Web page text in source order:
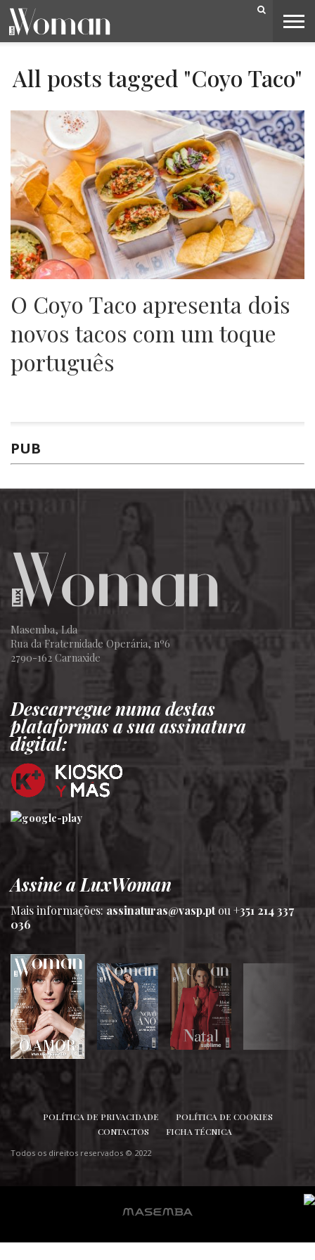
SIGA-NOS
LIFESTYLE
OPINIÃO
PESSOAS
SOCIEDADE
All posts tagged "Coyo Taco"
O Coyo Taco apresenta dois
novos tacos com um toque
português
PUB
Masemba, Lda
Rua da Fraternidade Operária, nº6
2790-162 Carnaxide
Descarregue numa destas
plataformas a sua assinatura
digital:
Assine a LuxWoman
Mais informações:assinaturas@vasp.ptou +351 214 337
036
POLÍTICA DE PRIVACIDADE
POLÍTICA DE COOKIES
CONTACTOS
FICHA TÉCNICA
Todos os direitos reservados © 2022